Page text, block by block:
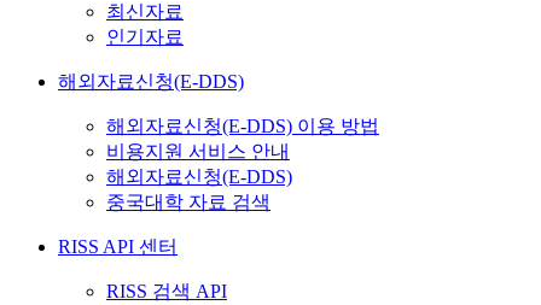
최신자료
인기자료
해외자료신청(E-DDS)
해외자료신청(E-DDS) 이용 방법
비용지원 서비스 안내
해외자료신청(E-DDS)
중국대학 자료 검색
RISS API 센터
RISS 검색 API